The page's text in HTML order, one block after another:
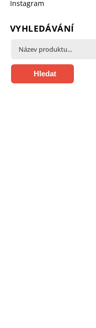
Instagram
VYHLEDÁVÁNÍ
Hledat